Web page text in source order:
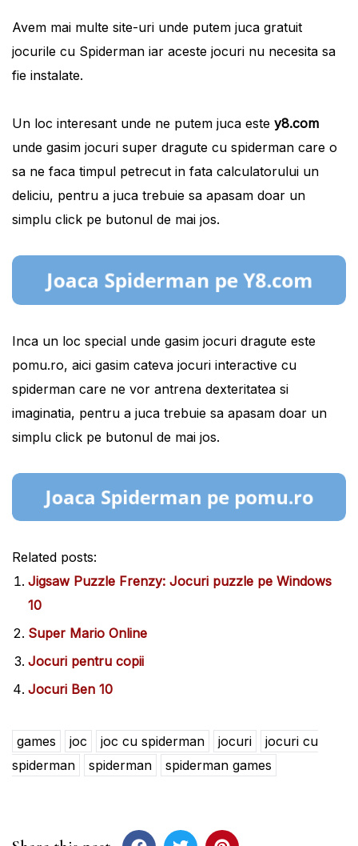
Avem mai multe site-uri unde putem juca gratuit
jocurile cu Spiderman iar aceste jocuri nu necesita sa
fie instalate.
Un loc interesant unde ne putem juca este y8.com
unde gasim jocuri super dragute cu spiderman care o
sa ne faca timpul petrecut in fata calculatorului un
deliciu, pentru a juca trebuie sa apasam doar un
simplu click pe butonul de mai jos.
Inca un loc special unde gasim jocuri dragute este
pomu.ro, aici gasim cateva jocuri interactive cu
spiderman care ne vor antrena dexteritatea si
imaginatia, pentru a juca trebuie sa apasam doar un
simplu click pe butonul de mai jos.
Related posts:
Jigsaw Puzzle Frenzy: Jocuri puzzle pe Windows
10
Super Mario Online
Jocuri pentru copii
Jocuri Ben 10
games joc joc cu spiderman jocuri
jocuri cu
spiderman
spiderman spiderman games